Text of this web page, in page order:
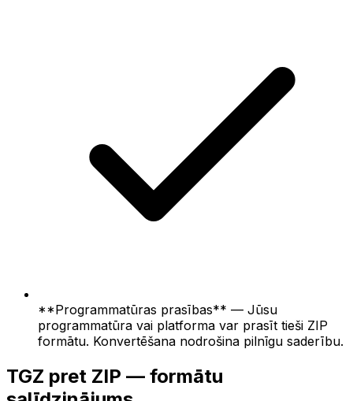
**Programmatūras prasības** — Jūsu
programmatūra vai platforma var prasīt tieši ZIP
formātu. Konvertēšana nodrošina pilnīgu saderību.
TGZ pret ZIP — formātu